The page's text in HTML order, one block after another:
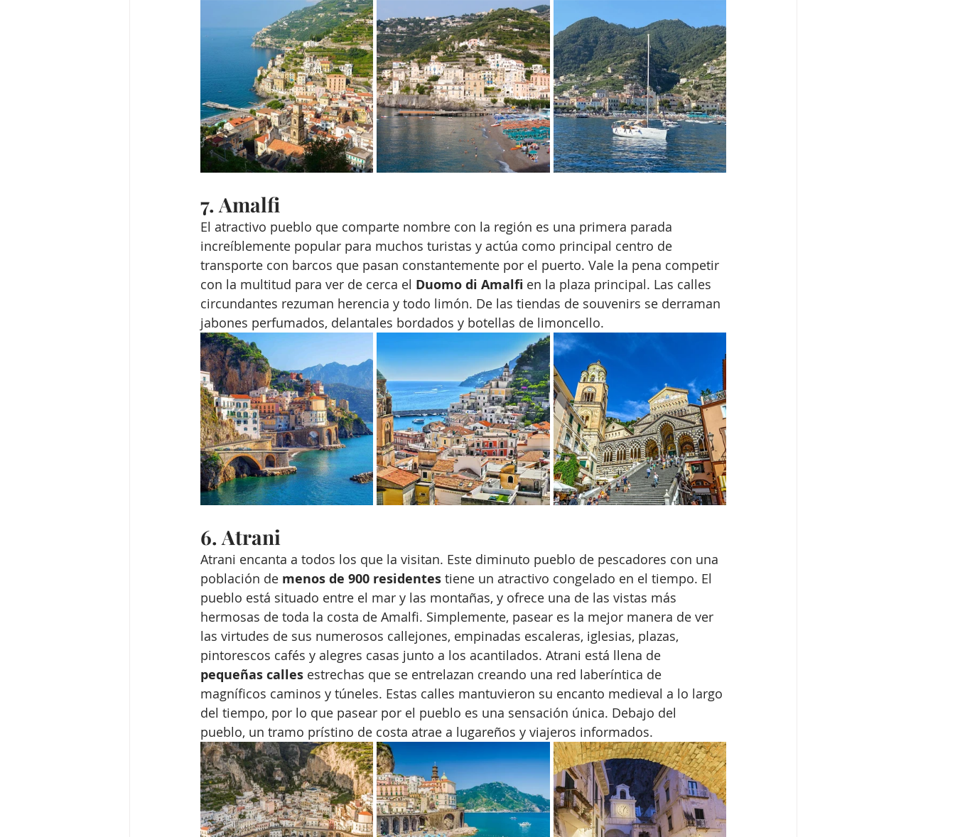
7. Amalfi
El atractivo pueblo que comparte nombre con la región es una primera parada
increíblemente popular para muchos turistas y actúa como principal centro de
transporte con barcos que pasan constantemente por el puerto. Vale la pena competir
con la multitud para ver de cerca el Duomo di Amalfi en la plaza principal. Las calles
circundantes rezuman herencia y todo limón. De las tiendas de souvenirs se derraman
jabones perfumados, delantales bordados y botellas de limoncello.
6. Atrani
Atrani encanta a todos los que la visitan. Este diminuto pueblo de pescadores con una
población de menos de 900 residentes tiene un atractivo congelado en el tiempo. El
pueblo está situado entre el mar y las montañas, y ofrece una de las vistas más
hermosas de toda la costa de Amalfi. Simplemente, pasear es la mejor manera de ver
las virtudes de sus numerosos callejones, empinadas escaleras, iglesias, plazas,
pintorescos cafés y alegres casas junto a los acantilados. Atrani está llena de
pequeñas calles estrechas que se entrelazan creando una red laberíntica de
magníficos caminos y túneles. Estas calles mantuvieron su encanto medieval a lo largo
del tiempo, por lo que pasear por el pueblo es una sensación única. Debajo del
pueblo, un tramo prístino de costa atrae a lugareños y viajeros informados.